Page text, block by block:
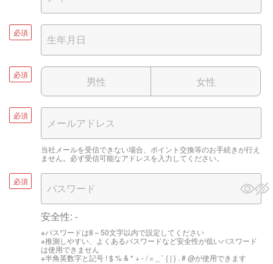
必須
必須
男性 女性
必須
当社メールを受信できない場合、ポイント交換等のお手続きが行え
ません。必ず受信可能なアドレスを入力してください。
必須
安全性: -
※パスワードは8～50文字以内で設定してください
※推測しやすい、よくあるパスワードなど安全性が低いパスワード
は使用できません
※半角英数字と記号 ! $ % & * + - / = _ ` { | } . # @が使用できます